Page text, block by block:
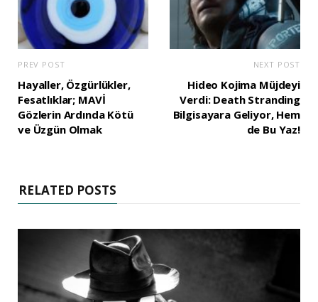
PREV POST
Hayaller, Özgürlükler,
Fesatlıklar; MAVİ
Gözlerin Ardında Kötü
ve Üzgün Olmak
NEXT POST
Hideo Kojima Müjdeyi
Verdi: Death Stranding
Bilgisayara Geliyor, Hem
de Bu Yaz!
RELATED POSTS